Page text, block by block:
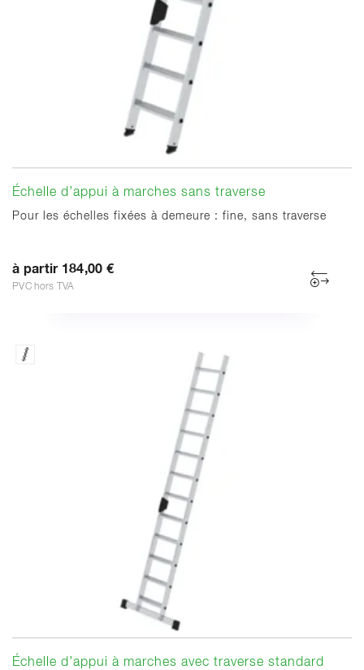
Échelle d’appui à marches sans traverse
Pour les échelles fixées à demeure : fine, sans traverse
à partir 184,00 €
PVC hors TVA
Échelle d’appui à marches avec traverse standard